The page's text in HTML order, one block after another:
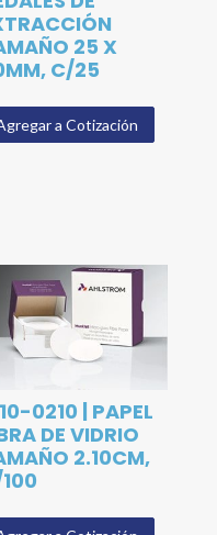
25 X
C/25
a Cotización
0210 | PAPEL
DE VIDRIO
2.10CM,